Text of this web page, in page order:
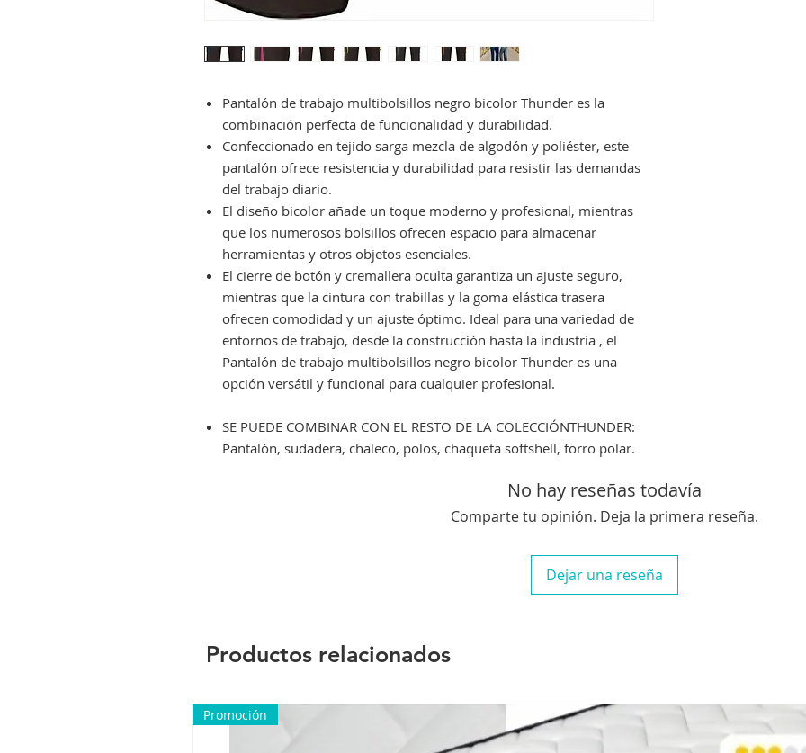
Pantalón de trabajo multibolsillos negro bicolor Thunder es la
combinación perfecta de funcionalidad y durabilidad.
Confeccionado en tejido sarga mezcla de algodón y poliéster, este
pantalón ofrece resistencia y durabilidad para resistir las demandas
del trabajo diario.
El diseño bicolor añade un toque moderno y profesional, mientras
que los numerosos bolsillos ofrecen espacio para almacenar
herramientas y otros objetos esenciales.
El cierre de botón y cremallera oculta garantiza un ajuste seguro,
mientras que la cintura con trabillas y la goma elástica trasera
ofrecen comodidad y un ajuste óptimo. Ideal para una variedad de
entornos de trabajo, desde la construcción hasta la industria , el
Pantalón de trabajo multibolsillos negro bicolor Thunder es una
opción versátil y funcional para cualquier profesional.
SE PUEDE COMBINAR CON EL RESTO DE LA COLECCIÓNTHUNDER:
Pantalón, sudadera, chaleco, polos, chaqueta softshell, forro polar.
No hay reseñas todavía
Comparte tu opinión. Deja la primera reseña.
Dejar una reseña
Productos relacionados
Promoción